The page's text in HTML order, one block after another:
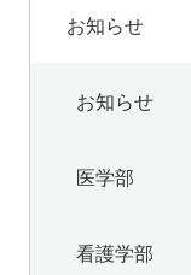
お知らせ
お知らせ
医学部
看護学部